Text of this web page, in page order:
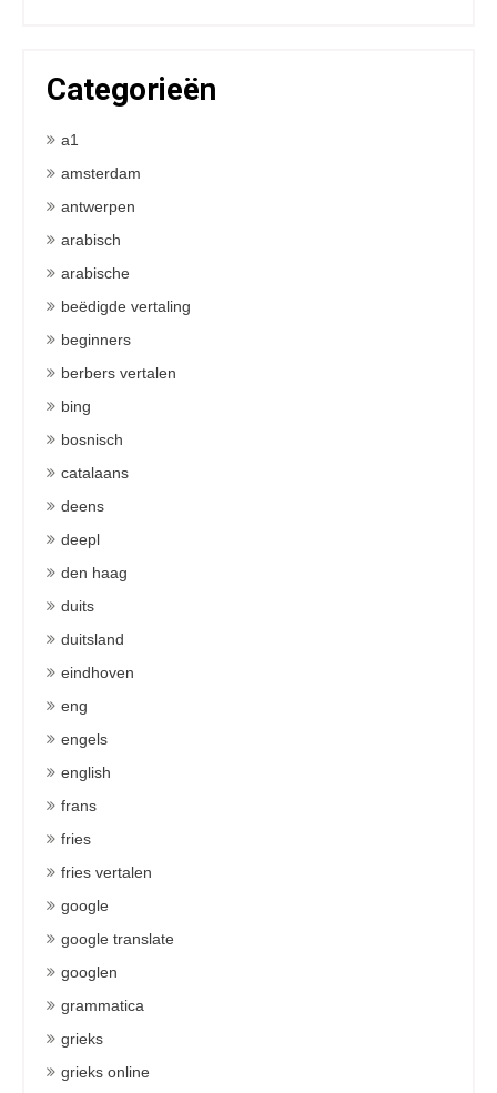
Categorieën
a1
amsterdam
antwerpen
arabisch
arabische
beëdigde vertaling
beginners
berbers vertalen
bing
bosnisch
catalaans
deens
deepl
den haag
duits
duitsland
eindhoven
eng
engels
english
frans
fries
fries vertalen
google
google translate
googlen
grammatica
grieks
grieks online